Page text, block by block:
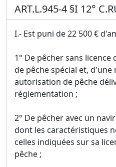
ART.L.945-4 §I 12°
I.- Est puni de 22 500 €
1° De pêcher sans licence
de pêche spécial et, d'une
autorisation de pêche
réglementation ;
2° De pêcher avec un
dont les caractéristiques
celles indiquées sur sa
pêche ;